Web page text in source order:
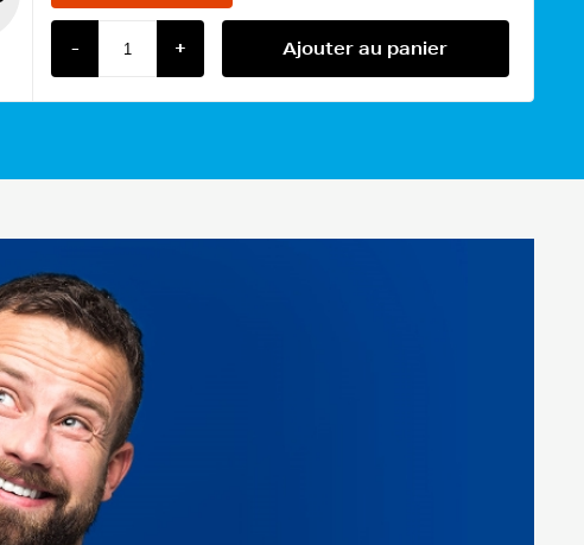
- + Ajouter au panier